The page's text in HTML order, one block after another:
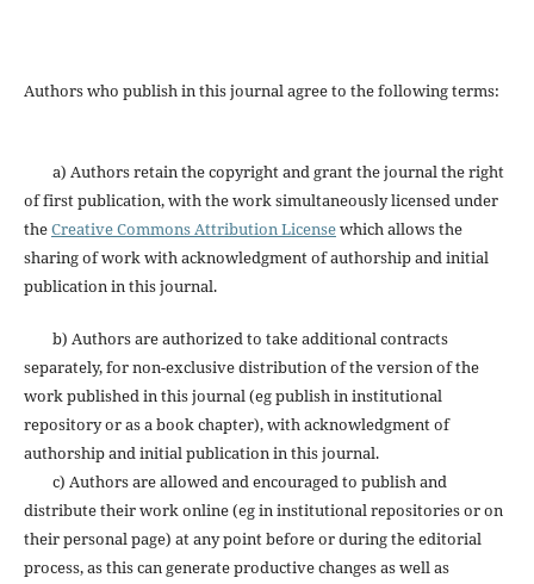
Authors who publish in this journal agree to the following terms:
a) Authors retain the copyright and grant the journal the right
of first publication, with the work simultaneously licensed under
theCreative Commons Attribution Licensewhich allows the
sharing of work with acknowledgment of authorship and initial
publication in this journal.
b) Authors are authorized to take additional contracts
separately, for non-exclusive distribution of the version of the
work published in this journal (eg publish in institutional
repository or as a book chapter), with acknowledgment of
authorship and initial publication in this journal.
c) Authors are allowed and encouraged to publish and
distribute their work online (eg in institutional repositories or on
their personal page) at any point before or during the editorial
process, as this can generate productive changes as well as